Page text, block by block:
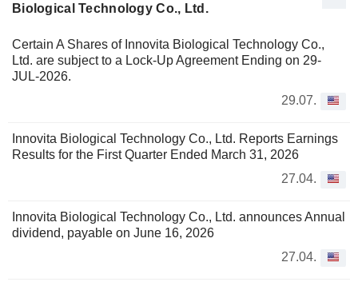
Biological Technology Co., Ltd.
Certain A Shares of Innovita Biological Technology Co.,
Ltd. are subject to a Lock-Up Agreement Ending on 29-
JUL-2026.
29.07.
Innovita Biological Technology Co., Ltd. Reports Earnings
Results for the First Quarter Ended March 31, 2026
27.04.
Innovita Biological Technology Co., Ltd. announces Annual
dividend, payable on June 16, 2026
27.04.